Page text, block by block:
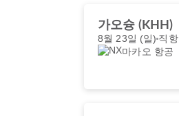
가오슝 (KHH)
8월 23일 (일) 직항
마카오 항공